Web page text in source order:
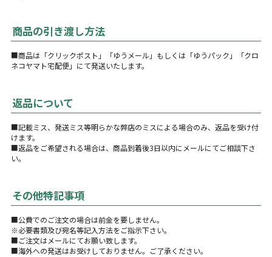
商品の引き渡し方法
■商品は「クリックポスト」「ゆうメール」もしくは「ゆうパック」「クロ
ネコヤマト宅配便」にて発送いたします。
返品について
■記載ミス、発送ミス等明らかな弊店のミスによる場合のみ、返品を受け付
けます。
■返品をご希望される場合は、商品到着後3日以内にメールにてご相談下さ
い。
その他特記事項
■公費でのご注文の場合は前金を要しません。
※必要書類及び宛名等記入方法をご指示下さい。
■ご注文はメールにてお願い致します。
■海外への発送はお受けしておりません。ご了承ください。